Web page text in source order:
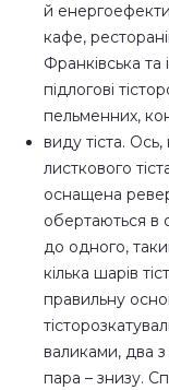
й
кафе,
Франківська та
підлогові
пельменних,
виду тіста.
листкового
оснащена
обертаються
до одного,
кілька шарів
правильну
валиками, два з
пара – знизу.